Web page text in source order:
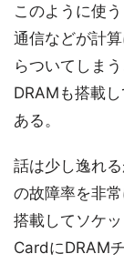
このように使
通信などが計
らついてしま
DRAMも搭載
ある。
話は少し逸れ
の故障率を非
搭載してソケ
CardにDRAM